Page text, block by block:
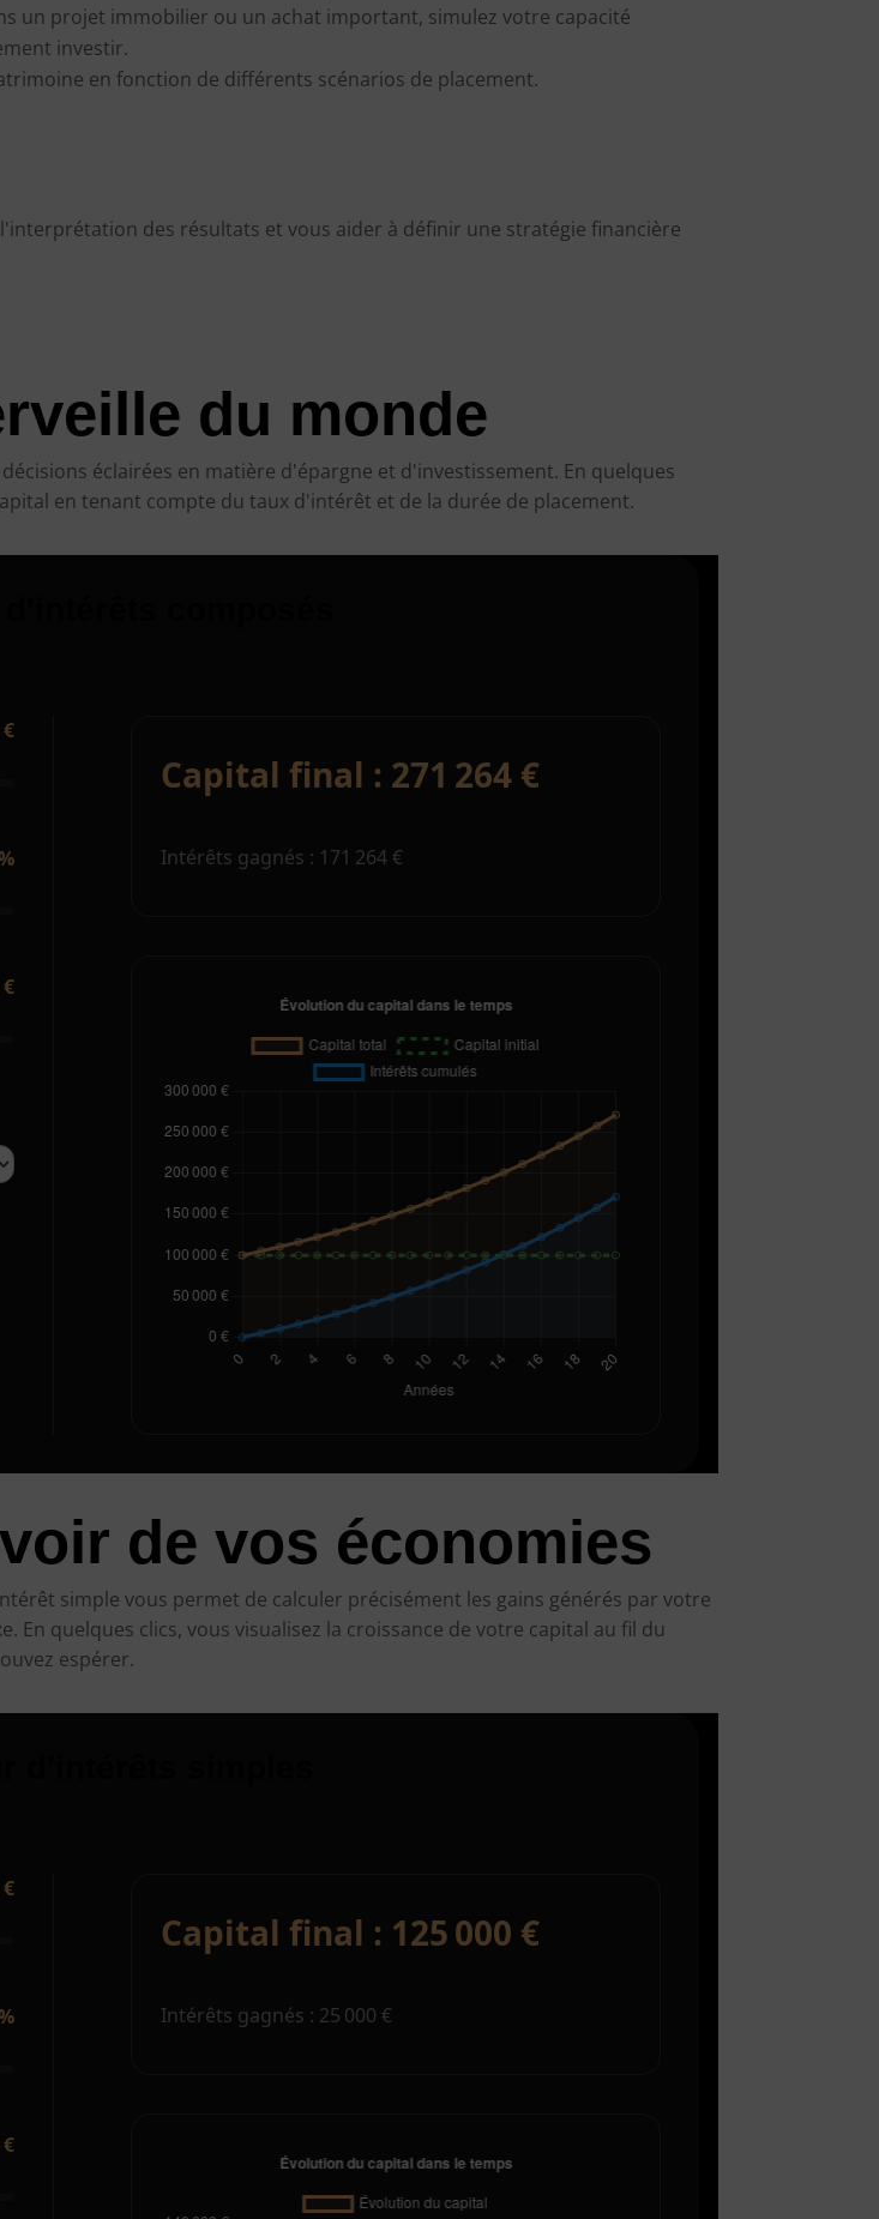
un projet immobilier ou un achat important, simulez votre capacité
investir.
en fonction de différents scénarios de placement.
des résultats et vous aider à définir une stratégie financière
du monde
éclairées en matière d'épargne et d'investissement. En quelques
en tenant compte du taux d'intérêt et de la durée de placement.
Capital final : 271 264 €
Intérêts gagnés : 171 264 €
de vos économies
simple vous permet de calculer précisément les gains générés par votre
quelques clics, vous visualisez la croissance de votre capital au fil du
espérer.
Capital final : 125 000 €
Intérêts gagnés : 25 000 €